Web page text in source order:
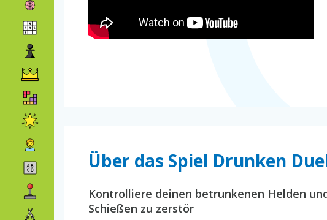
Über das Spiel Drunken
Kontrolliere deinen betrunkenen Helden
Schießen zu zerstör